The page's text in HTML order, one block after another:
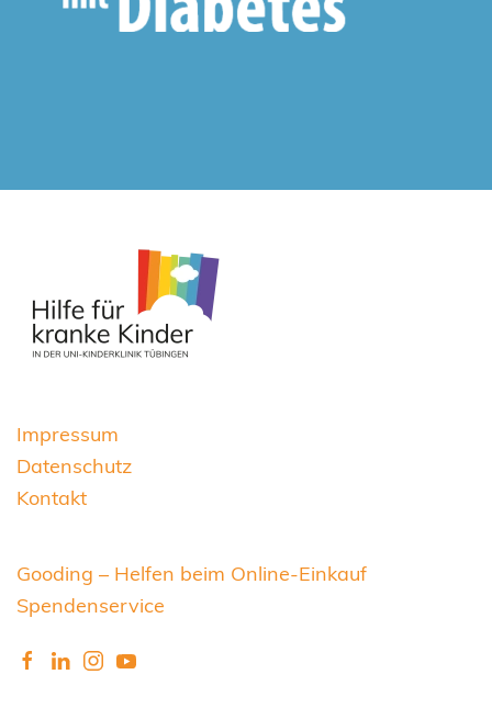
Impressum
Datenschutz
Kontakt
Gooding – Helfen beim Online-Einkauf
Spendenservice